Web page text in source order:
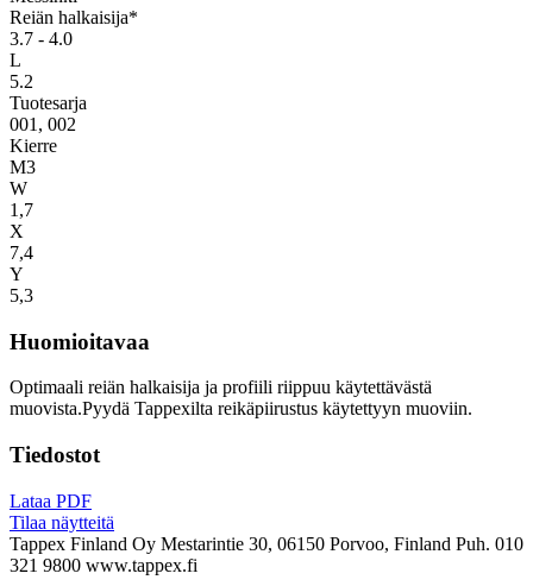
Reiän halkaisija*
3.7 - 4.0
L
5.2
Tuotesarja
001, 002
Kierre
M3
W
1,7
X
7,4
Y
5,3
Huomioitavaa
Optimaali reiän halkaisija ja profiili riippuu käytettävästä
muovista.Pyydä Tappexilta reikäpiirustus käytettyyn muoviin.
Tiedostot
Lataa PDF
Tilaa näytteitä
Tappex Finland Oy Mestarintie 30, 06150 Porvoo, Finland Puh. 010
321 9800 www.tappex.fi